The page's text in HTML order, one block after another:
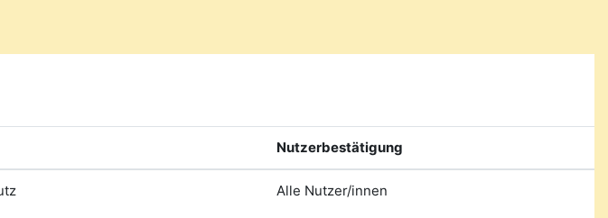
Nutzerbestätigung
Alle Nutzer/innen